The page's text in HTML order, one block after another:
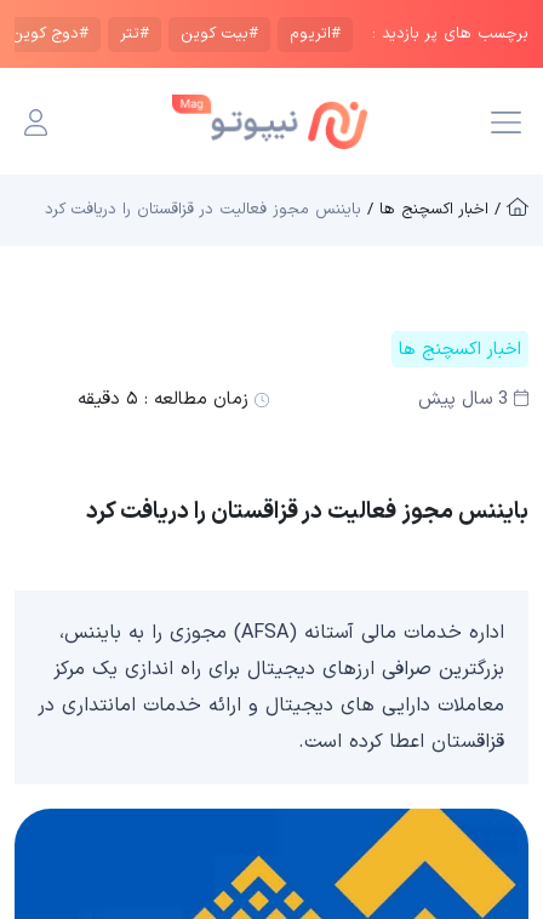
برچسب های پر بازدید : #اتریوم #بیت کوین #تتر #دوج کوین
/ اخبار اکسچنج ها / بایننس مجوز فعالیت در قزاقستان را دریافت کرد
اخبار اکسچنج ها
3 سال پیش
زمان مطالعه : ۵ دقیقه
بایننس مجوز فعالیت در قزاقستان را دریافت کرد
اداره خدمات مالی آستانه (AFSA) مجوزی را به بایننس،
بزرگترین صرافی ارزهای دیجیتال برای راه اندازی یک مرکز
معاملات دارایی های دیجیتال و ارائه خدمات امانتداری در
قزاقستان اعطا کرده است.